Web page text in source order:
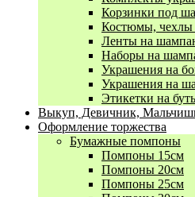
Корзинки под
Костюмы, чехлы
Ленты на
Наборы на
Украшения на
Украшения на
Этикетки на
Выкуп, Девичник,
Оформление торжества
Бумажные помпоны
Помпоны 15см
Помпоны 20см
Помпоны 25см